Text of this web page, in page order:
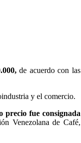
de acuerdo con las
y el comercio.
precio fue consignada
Venezolana de Café,